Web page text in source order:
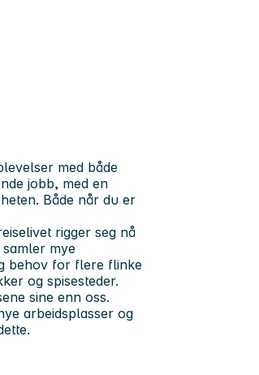
med både
jobb, med en
Både når du er
rigger seg nå
mye
behov for flere flinke
og spisesteder.
sine enn oss.
arbeidsplasser og